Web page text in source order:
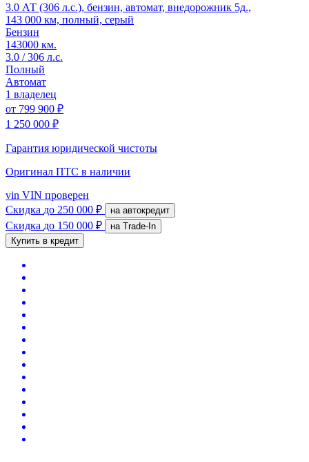
3.0 АТ (306 л.с.), бензин, автомат, внедорожник 5д.,
143 000 км, полный, серый
Бензин
143000 км.
3.0 / 306 л.с.
Полный
Автомат
1 владелец
от 799 900 ₽
1 250 000 ₽
Гарантия юридической чистоты
Оригинал ПТС в наличии
vin VIN проверен
Скидка до 250 000 ₽ на автокредит
Скидка до 150 000 ₽
на Trade-In
Купить в кредит